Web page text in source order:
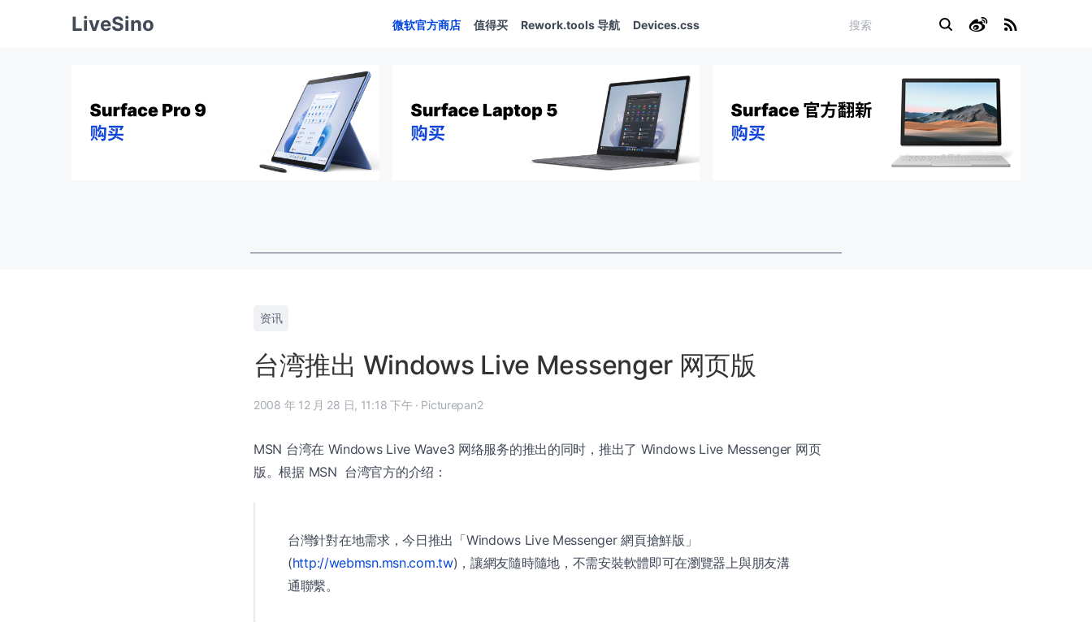
LiveSino 微软官方商店 值得买 Rework.tools 导航 Devices.css
资讯
台湾推出 Windows Live Messenger 网页版
2008 年 12 月 28 日, 11:18 下午 · Picturepan2
MSN 台湾在 Windows Live Wave3 网络服务的推出的同时，推出了 Windows Live Messenger 网页
版。根据 MSN 台湾官方的介绍：
台灣針對在地需求，今日推出「Windows Live Messenger 網頁搶鮮版」
(http://webmsn.msn.com.tw)，讓網友隨時隨地，不需安裝軟體即可在瀏覽器上與朋友溝
通聯繫。